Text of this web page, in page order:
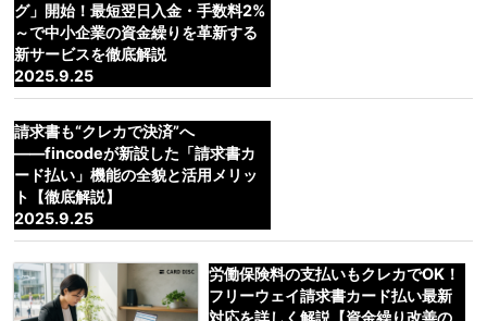
グ」開始！最短翌日入金・手数料2%
～で中小企業の資金繰りを革新する
新サービスを徹底解説
2025.9.25
請求書も“クレカで決済”へ
――fincodeが新設した「請求書カ
ード払い」機能の全貌と活用メリッ
ト【徹底解説】
2025.9.25
労働保険料の支払いもクレカでOK！
フリーウェイ請求書カード払い最新